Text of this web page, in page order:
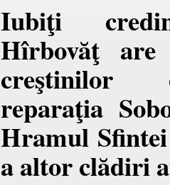
Iubiţi
Hîrbovăţ
creştinilor
reparaţia
Hramul
a altor clădiri